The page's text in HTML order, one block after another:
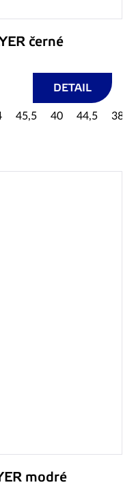
černé
DETAIL
45,5 40 44,5 38,5
modré